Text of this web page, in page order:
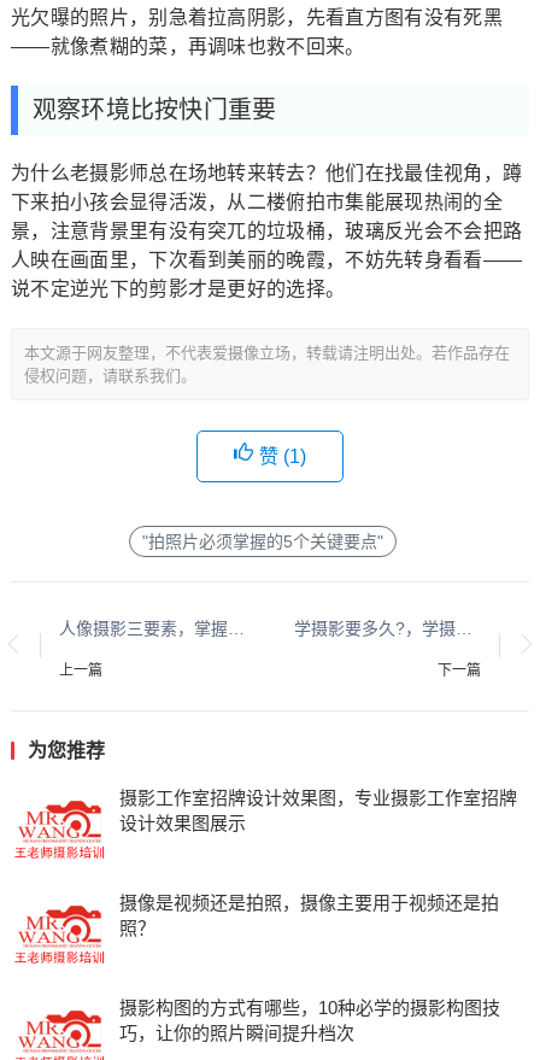
光欠曝的照片，别急着拉高阴影，先看直方图有没有死黑
——就像煮糊的菜，再调味也救不回来。
观察环境比按快门重要
为什么老摄影师总在场地转来转去？他们在找最佳视角，蹲
下来拍小孩会显得活泼，从二楼俯拍市集能展现热闹的全
景，注意背景里有没有突兀的垃圾桶，玻璃反光会不会把路
人映在画面里，下次看到美丽的晚霞，不妨先转身看看——
说不定逆光下的剪影才是更好的选择。
本文源于网友整理，不代表爱摄像立场，转载请注明出处。若作品存在
侵权问题，请联系我们。
赞 (1)
"拍照片必须掌握的5个关键要点"
上一篇
学摄影要多久?，学摄影需要多长时间？
下一篇
为您推荐
摄影工作室招牌设计效果图，专业摄影工作室招牌
设计效果图展示
摄像是视频还是拍照，摄像主要用于视频还是拍
照？
摄影构图的方式有哪些，10种必学的摄影构图技
巧，让你的照片瞬间提升档次